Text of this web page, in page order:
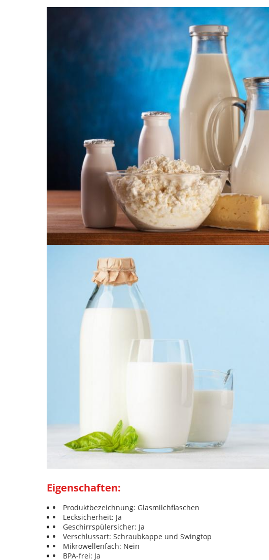
Eigenschaften:
Produktbezeichnung: Glasmilchflaschen
Lecksicherheit: Ja
Geschirrspülersicher: Ja
Verschlussart: Schraubkappe und Swingtop
Mikrowellenfach: Nein
BPA-frei: Ja